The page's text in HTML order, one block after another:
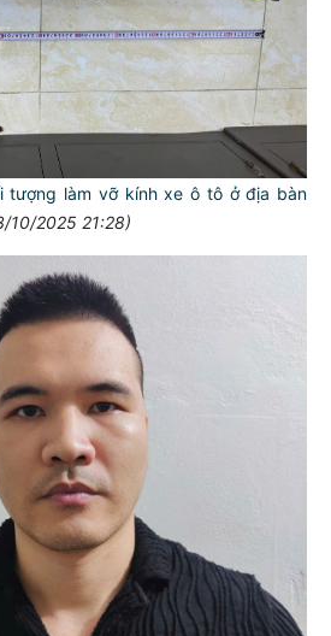
tượng làm vỡ kính xe ô tô ở địa bàn
10/2025 21:28)